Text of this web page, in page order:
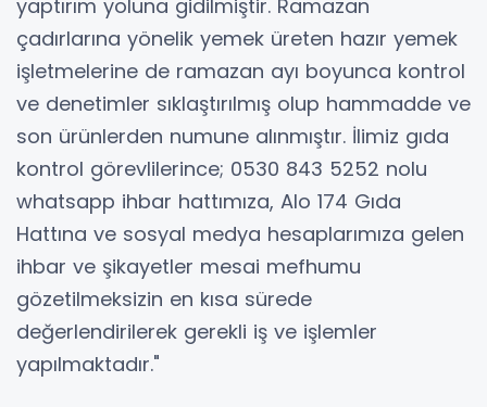
yaptırım yoluna gidilmiştir. Ramazan
çadırlarına yönelik yemek üreten hazır yemek
işletmelerine de ramazan ayı boyunca kontrol
ve denetimler sıklaştırılmış olup hammadde ve
son ürünlerden numune alınmıştır. İlimiz gıda
kontrol görevlilerince; 0530 843 5252 nolu
whatsapp ihbar hattımıza, Alo 174 Gıda
Hattına ve sosyal medya hesaplarımıza gelen
ihbar ve şikayetler mesai mefhumu
gözetilmeksizin en kısa sürede
değerlendirilerek gerekli iş ve işlemler
yapılmaktadır."